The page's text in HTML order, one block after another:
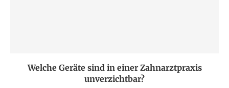
Welche Geräte sind in einer Zahnarztpraxis
unverzichtbar?